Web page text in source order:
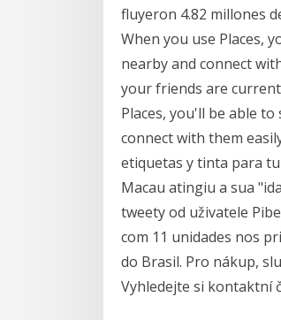
fluyeron 4.82 millones
When you use Places,
nearby and connect
your friends are
Places, you'll be able
connect with them
etiquetas y tinta para tu
Macau atingiu a sua
tweety od uživatele
com 11 unidades nos
do Brasil. Pro nákup,
Vyhledejte si kontaktní